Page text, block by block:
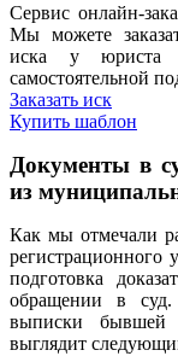
Сервис онлайн-
Мы можете
иска у юриста
самостоятельной
Заказать иск
Купить шаблон
Документы в
из
Как мы отмечали
регистрационного
подготовка
обращении в
выписки бывшей
выглядит